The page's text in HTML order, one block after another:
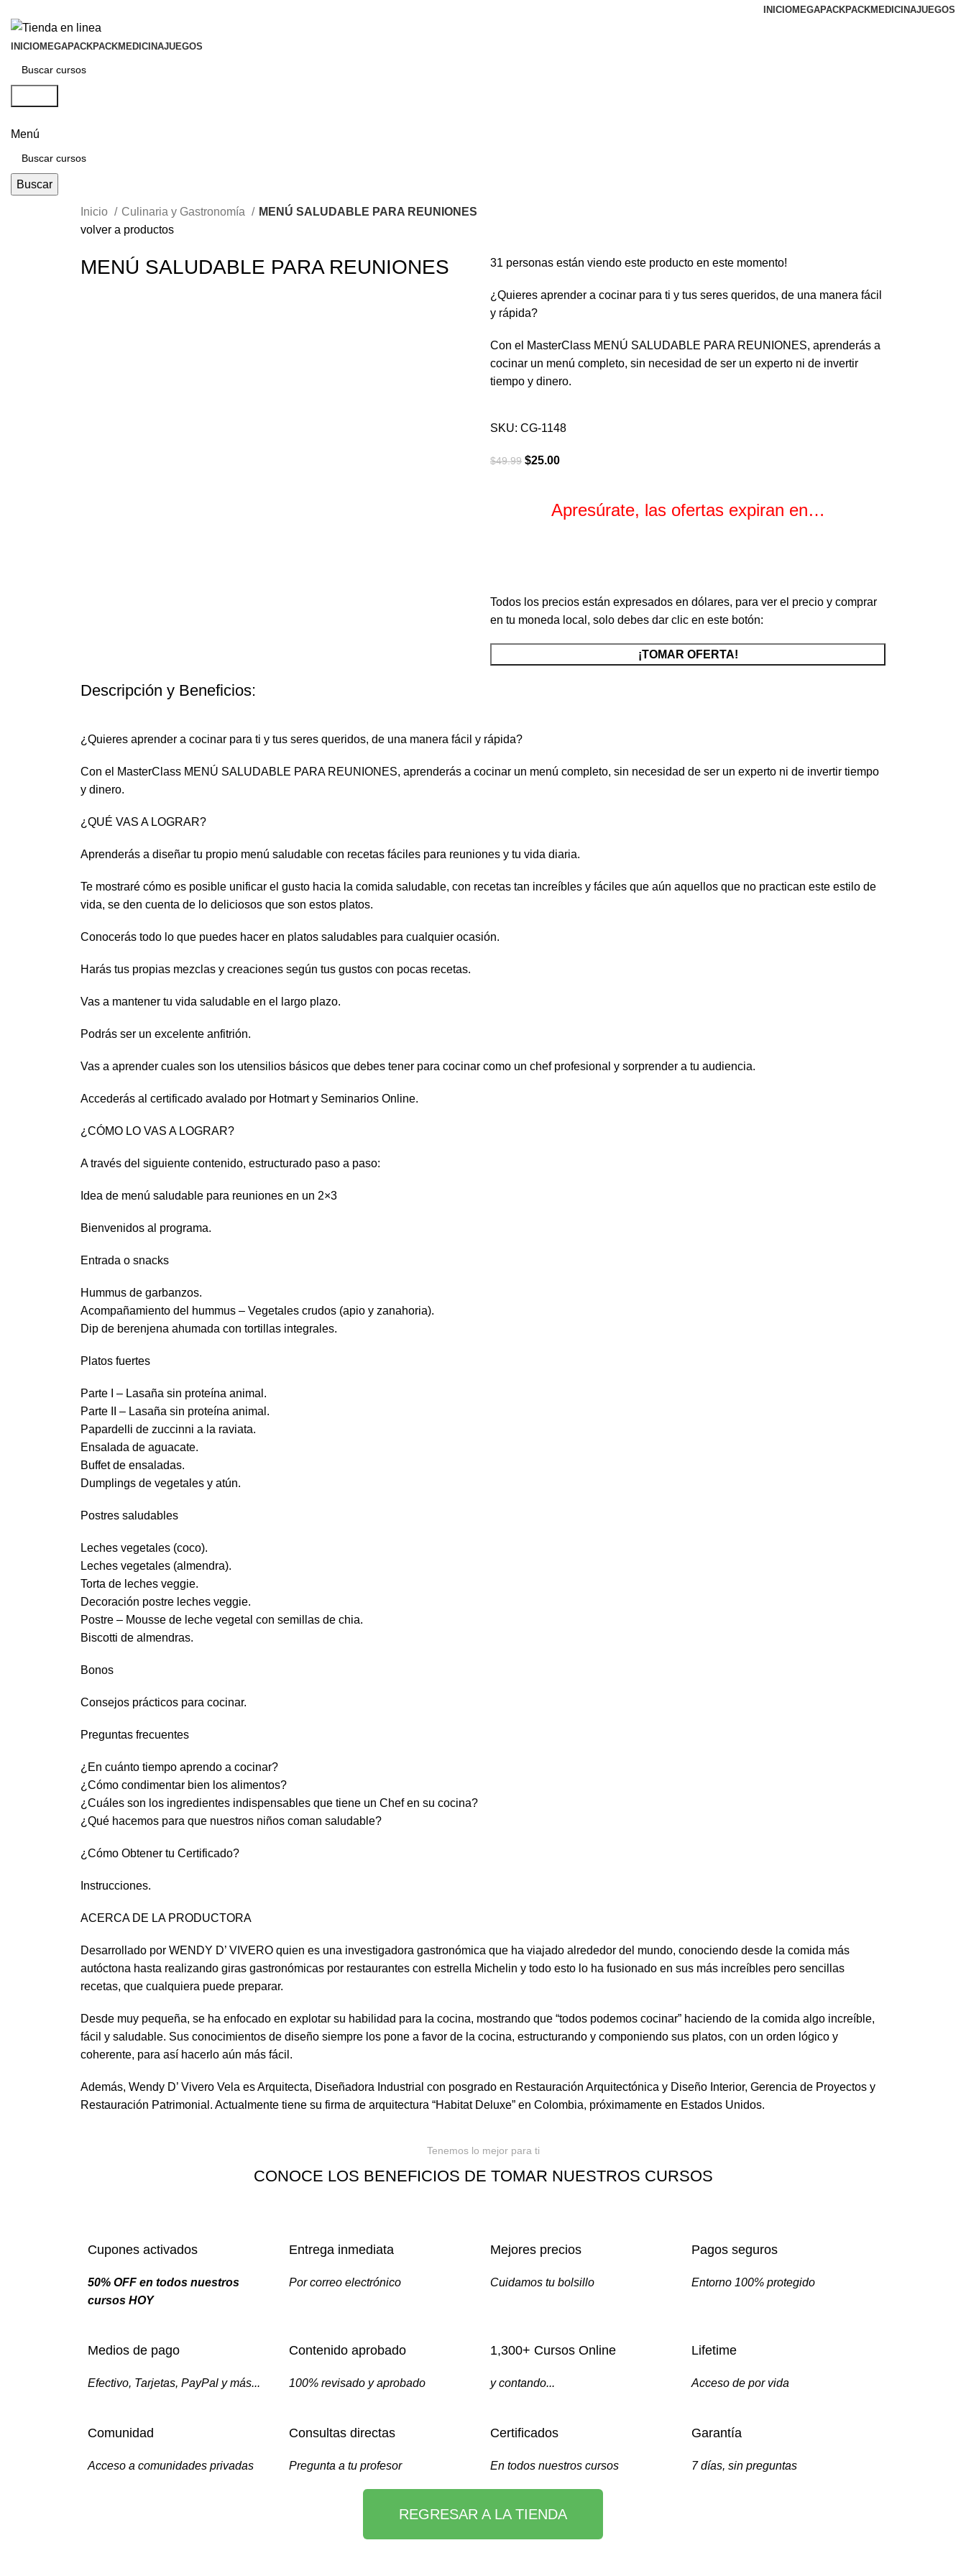
INICIOMEGAPACKPACKMEDICINAJUEGOS
INICIOMEGAPACKPACKMEDICINAJUEGOS
Menú
Buscar
Inicio Culinaria y Gastronomía
MENÚ SALUDABLE PARA REUNIONES
volver a productos
MENÚ SALUDABLE PARA REUNIONES 31 personas están viendo este producto en este momento!
¿Quieres aprender a cocinar para ti y tus seres queridos, de una manera fácil
y rápida?
Con el MasterClass MENÚ SALUDABLE PARA REUNIONES, aprenderás a
cocinar un menú completo, sin necesidad de ser un experto ni de invertir
tiempo y dinero.
SKU: CG-1148
$49.99 $25.00
Apresúrate, las ofertas expiran en…
Todos los precios están expresados en dólares, para ver el precio y comprar
en tu moneda local, solo debes dar clic en este botón:
¡TOMAR OFERTA!
Descripción y Beneficios:
¿Quieres aprender a cocinar para ti y tus seres queridos, de una manera fácil y rápida?
Con el MasterClass MENÚ SALUDABLE PARA REUNIONES, aprenderás a cocinar un menú completo, sin necesidad de ser un experto ni de invertir tiempo
y dinero.
¿QUÉ VAS A LOGRAR?
Aprenderás a diseñar tu propio menú saludable con recetas fáciles para reuniones y tu vida diaria.
Te mostraré cómo es posible unificar el gusto hacia la comida saludable, con recetas tan increíbles y fáciles que aún aquellos que no practican este estilo de
vida, se den cuenta de lo deliciosos que son estos platos.
Conocerás todo lo que puedes hacer en platos saludables para cualquier ocasión.
Harás tus propias mezclas y creaciones según tus gustos con pocas recetas.
Vas a mantener tu vida saludable en el largo plazo.
Podrás ser un excelente anfitrión.
Vas a aprender cuales son los utensilios básicos que debes tener para cocinar como un chef profesional y sorprender a tu audiencia.
Accederás al certificado avalado por Hotmart y Seminarios Online.
¿CÓMO LO VAS A LOGRAR?
A través del siguiente contenido, estructurado paso a paso:
Idea de menú saludable para reuniones en un 2×3
Bienvenidos al programa.
Entrada o snacks
Hummus de garbanzos.
Acompañamiento del hummus – Vegetales crudos (apio y zanahoria).
Dip de berenjena ahumada con tortillas integrales.
Platos fuertes
Parte I – Lasaña sin proteína animal.
Parte II – Lasaña sin proteína animal.
Papardelli de zuccinni a la raviata.
Ensalada de aguacate.
Buffet de ensaladas.
Dumplings de vegetales y atún.
Postres saludables
Leches vegetales (coco).
Leches vegetales (almendra).
Torta de leches veggie.
Decoración postre leches veggie.
Postre – Mousse de leche vegetal con semillas de chia.
Biscotti de almendras.
Bonos
Consejos prácticos para cocinar.
Preguntas frecuentes
¿En cuánto tiempo aprendo a cocinar?
¿Cómo condimentar bien los alimentos?
¿Cuáles son los ingredientes indispensables que tiene un Chef en su cocina?
¿Qué hacemos para que nuestros niños coman saludable?
¿Cómo Obtener tu Certificado?
Instrucciones.
ACERCA DE LA PRODUCTORA
Desarrollado por WENDY D’ VIVERO quien es una investigadora gastronómica que ha viajado alrededor del mundo, conociendo desde la comida más
autóctona hasta realizando giras gastronómicas por restaurantes con estrella Michelin y todo esto lo ha fusionado en sus más increíbles pero sencillas
recetas, que cualquiera puede preparar.
Desde muy pequeña, se ha enfocado en explotar su habilidad para la cocina, mostrando que “todos podemos cocinar” haciendo de la comida algo increíble,
fácil y saludable. Sus conocimientos de diseño siempre los pone a favor de la cocina, estructurando y componiendo sus platos, con un orden lógico y
coherente, para así hacerlo aún más fácil.
Además, Wendy D’ Vivero Vela es Arquitecta, Diseñadora Industrial con posgrado en Restauración Arquitectónica y Diseño Interior, Gerencia de Proyectos y
Restauración Patrimonial. Actualmente tiene su firma de arquitectura “Habitat Deluxe” en Colombia, próximamente en Estados Unidos.
Tenemos lo mejor para ti
CONOCE LOS BENEFICIOS DE TOMAR NUESTROS CURSOS
Cupones activados
50% OFF en todos nuestros
cursos HOY
Entrega inmediata
Por correo electrónico
Mejores precios
Cuidamos tu bolsillo
Pagos seguros
Entorno 100% protegido
Medios de pago
Efectivo, Tarjetas, PayPal y más...
Contenido aprobado
100% revisado y aprobado
1,300+ Cursos Online
y contando...
Lifetime
Acceso de por vida
Comunidad
Acceso a comunidades privadas
Consultas directas
Pregunta a tu profesor
Certificados
En todos nuestros cursos
Garantía
7 días, sin preguntas
REGRESAR A LA TIENDA